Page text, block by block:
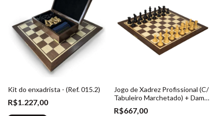
Kit do enxadrista - (Ref. 015.2)
R$1.227,00
Jogo de Xadrez Profissional (C/
Tabuleiro Marchetado) + Damas
Extra - (Ref. 015.1)
R$667,00